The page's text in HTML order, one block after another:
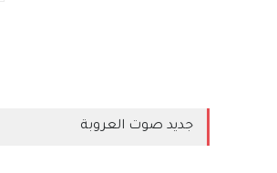
جديد صوت العروبة